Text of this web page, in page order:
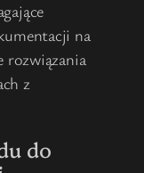
na
rozwiązania
z
do